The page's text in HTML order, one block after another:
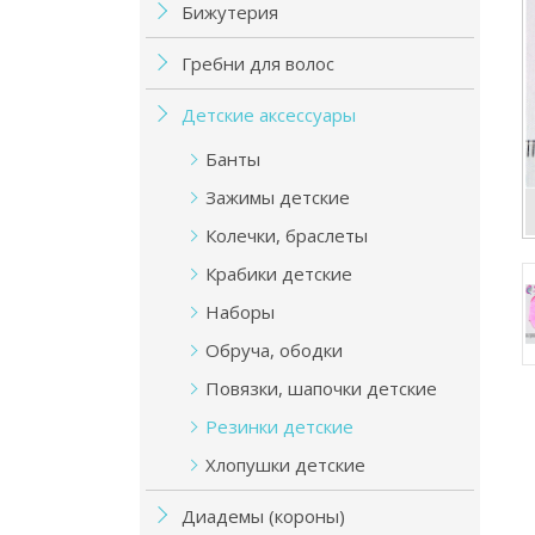
Бижутерия
Гребни для волос
Детские аксессуары
Банты
Зажимы детские
Колечки, браслеты
Крабики детские
Наборы
Обруча, ободки
Повязки, шапочки детские
Резинки детские
Хлопушки детские
Диадемы (короны)